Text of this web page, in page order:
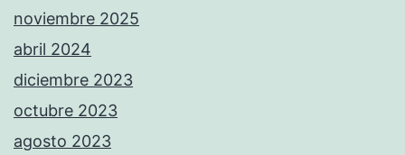
noviembre 2025
abril 2024
diciembre 2023
octubre 2023
agosto 2023